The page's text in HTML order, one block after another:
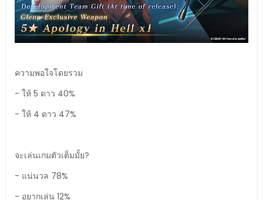
ความพอใจโดยรวม
- ให้ 5 ดาว 40%
- ให้ 4 ดาว 47%
จะเล่นเกมตัวเต็มมั้ย?
- แน่นวล 78%
- อยากเล่น 12%